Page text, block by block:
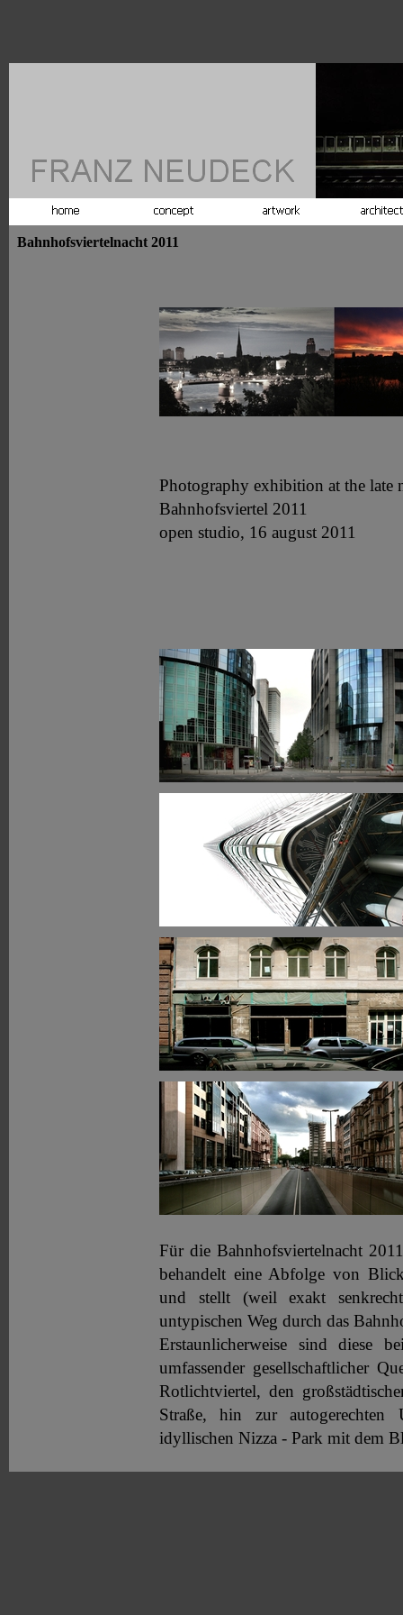
Bahnhofsviertelnacht 2011
Photography exhibition at the
Bahnhofsviertel 2011
open studio, 16 august 2011
Für die Bahnhofsviertelnacht
behandelt eine Abfolge von
und stellt (weil exakt
untypischen Weg durch das
Erstaunlicherweise sind diese
umfassender gesellschaftlicher
Rotlichtviertel, den
Straße, hin zur
idyllischen Nizza - Park mit dem